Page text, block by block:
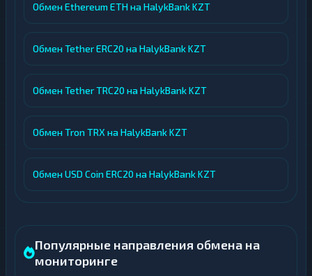
Обмен Ethereum ETH на HalykBank KZT
Обмен Tether ERC20 на HalykBank KZT
Обмен Tether TRC20 на HalykBank KZT
Обмен Tron TRX на HalykBank KZT
Обмен USD Coin ERC20 на HalykBank KZT
Популярные направления обмена на
мониторинге